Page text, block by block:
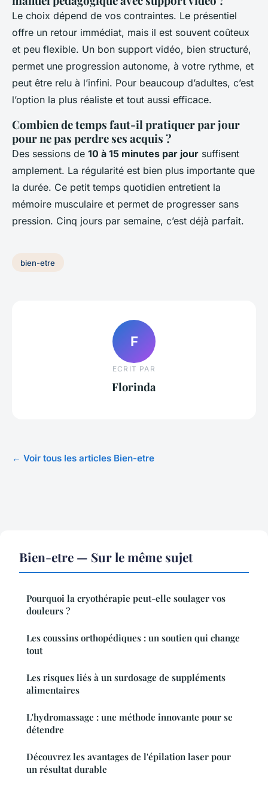
Le choix dépend de vos contraintes. Le présentiel
offre un retour immédiat, mais il est souvent coûteux
et peu flexible. Un bon support vidéo, bien structuré,
permet une progression autonome, à votre rythme, et
peut être relu à l’infini. Pour beaucoup d’adultes, c’est
l’option la plus réaliste et tout aussi efficace.
Combien de temps faut-il pratiquer par jour
pour ne pas perdre ses acquis ?
Des sessions de 10 à 15 minutes par jour suffisent
amplement. La régularité est bien plus importante que
la durée. Ce petit temps quotidien entretient la
mémoire musculaire et permet de progresser sans
pression. Cinq jours par semaine, c’est déjà parfait.
bien-etre
F
ECRIT PAR
Florinda
← Voir tous les articles Bien-etre
Bien-etre — Sur le même sujet
Pourquoi la cryothérapie peut-elle soulager vos
douleurs ?
Les coussins orthopédiques : un soutien qui change
tout
Les risques liés à un surdosage de suppléments
alimentaires
L'hydromassage : une méthode innovante pour se
détendre
Découvrez les avantages de l'épilation laser pour
un résultat durable